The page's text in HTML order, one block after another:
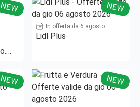
NEW NEW
In offerta da 6 agosto
Lidl Plus
NEW NEW